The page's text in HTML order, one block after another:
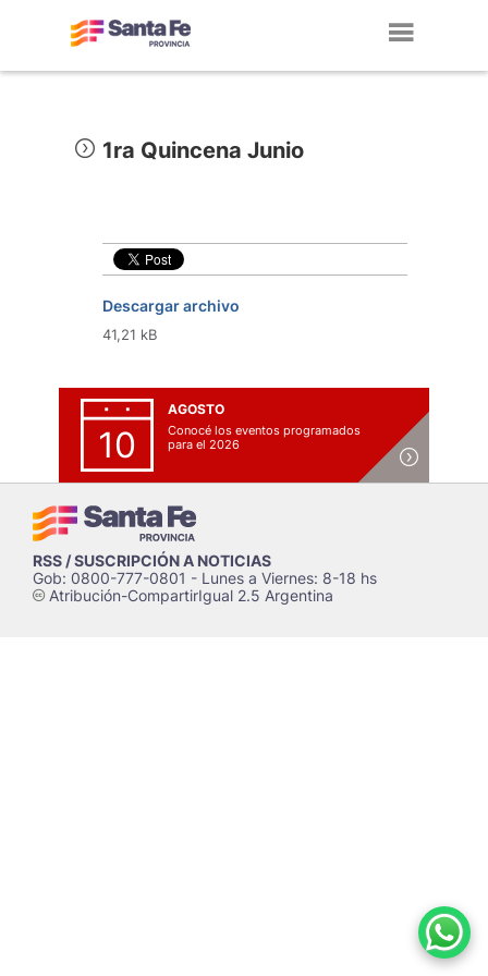
1ra Quincena Junio
Descargar archivo
41,21 kB
10
AGOSTO
Conocé los eventos programados
para el 2026
RSS / SUSCRIPCIÓN A NOTICIAS
Gob: 0800-777-0801 - Lunes a Viernes: 8-18 hs
cAtribución-CompartirIgual 2.5 Argentina